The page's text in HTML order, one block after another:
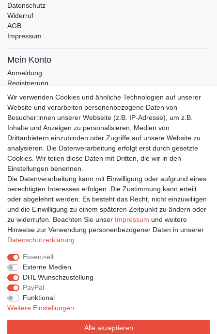
Datenschutz
Widerruf
AGB
Impressum
Mein Konto
Anmeldung
Registrierung
Wunschliste
Warenkorb
Bleiben Sie auf dem Laufenden ...
E-MAIL **
Newsletter
Honig
Hiermit bestätige ich, dass ich die
Einwilligung kann ich jederzeit widerrufen.**
Abonnieren
** Hierbei handelt es sich um ein Pflichtfeld.
Widerrufs­recht Vertrag widerrufen
Wir verwenden Cookies und ähnliche Technologien auf unserer
Website und verarbeiten personenbezogene Daten von
Besucher:innen unserer Webseite (z.B. IP-Adresse), um z.B.
Inhalte und Anzeigen zu personalisieren, Medien von
Drittanbietern einzubinden oder Zugriffe auf unsere Website zu
analysieren. Die Datenverarbeitung erfolgt erst durch gesetzte
Cookies. Wir teilen diese Daten mit Dritten, die wir in den
Einstellungen benennen.
Die Datenverarbeitung kann mit Einwilligung oder aufgrund eines
berechtigten Interesses erfolgen. Die Zustimmung kann erteilt
oder abgelehnt werden. Es besteht das Recht, nicht einzuwilligen
und die Einwilligung zu einem späteren Zeitpunkt zu ändern oder
zu widerrufen. Beachten Sie unser Impressum und weitere
Hinweise zur Verwendung personenbezogener Daten in unserer
Daten­schutz­erklärung
Essenziell
Externe Medien
DHL Wunschzustellung
PayPal
Funktional
Weitere Einstellungen
Alle akzeptieren